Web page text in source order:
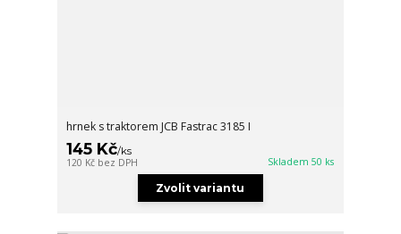
hrnek s traktorem JCB Fastrac 3185 I
145 Kč/ks
120 Kč bez DPH Skladem 50 ks
Zvolit variantu